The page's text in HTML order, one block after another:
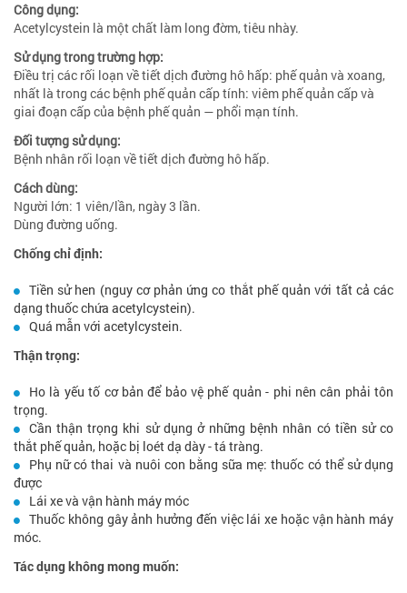
Công dụng:
Acetylcystein là một chất làm long đờm, tiêu nhày.
Sử dụng trong trường hợp:
Điều trị các rối loạn về tiết dịch đường hô hấp: phế quản và xoang,
nhất là trong các bệnh phế quản cấp tính: viêm phế quản cấp và
giai đoạn cấp của bệnh phế quản — phổi mạn tính.
Đối tượng sử dụng:
Bệnh nhân rối loạn về tiết dịch đường hô hấp.
Cách dùng:
Người lớn: 1 viên/lần, ngày 3 lần.
Dùng đường uống.
Chống chỉ định:
Tiền sử hen (nguy cơ phản ứng co thắt phế quản với tất cả các
dạng thuốc chứa acetylcystein).
Quá mẫn với acetylcystein.
Thận trọng:
Ho là yếu tố cơ bản để bảo vệ phế quản - phi nên cân phải tôn
trọng.
Cần thận trọng khi sử dụng ở những bệnh nhân có tiền sử co
thắt phế quản, hoặc bị loét dạ dày - tá tràng.
Phụ nữ có thai và nuôi con bằng sữa mẹ: thuốc có thể sử dụng
được
Lái xe và vận hành máy móc
Thuốc không gây ảnh hưởng đến việc lái xe hoặc vận hành máy
móc.
Tác dụng không mong muốn: